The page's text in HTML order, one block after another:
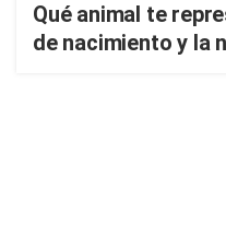
Qué animal te
de nacimiento y la